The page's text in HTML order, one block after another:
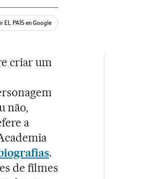
EL PAÍS en Google
criar um
não,
a
.
de filmes